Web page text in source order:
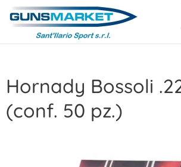
Hornady Bossoli
(conf. 50 pz.)